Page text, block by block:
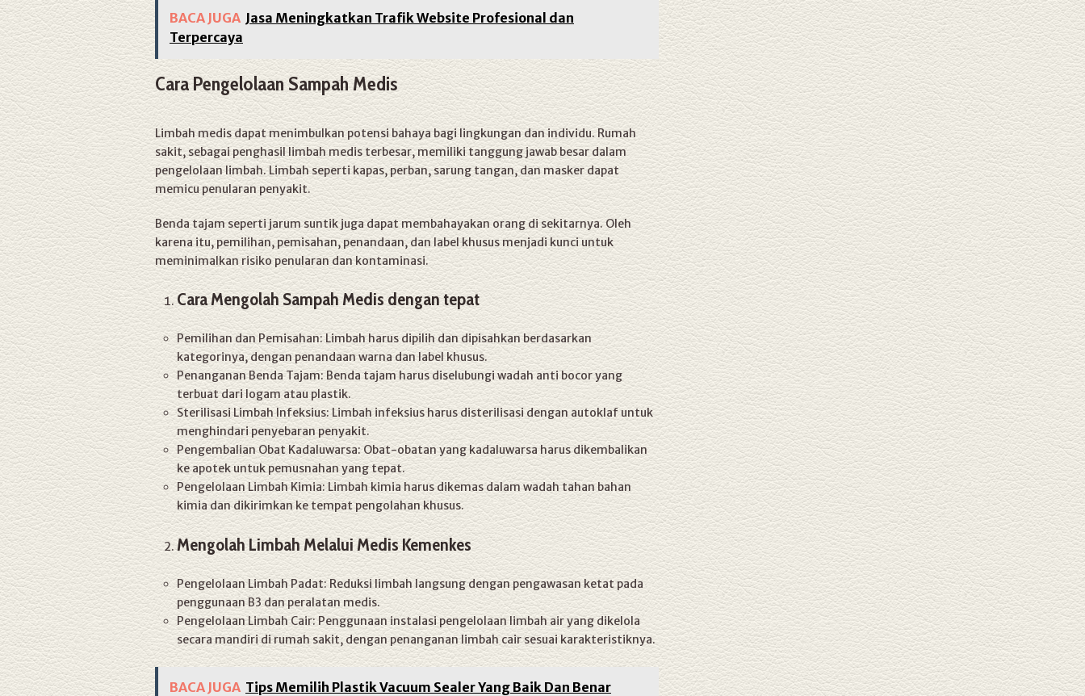
BACA JUGA Jasa Meningkatkan Trafik Website Profesional dan
Terpercaya
Cara Pengelolaan Sampah Medis
Limbah medis dapat menimbulkan potensi bahaya bagi lingkungan dan individu. Rumah
sakit, sebagai penghasil limbah medis terbesar, memiliki tanggung jawab besar dalam
pengelolaan limbah. Limbah seperti kapas, perban, sarung tangan, dan masker dapat
memicu penularan penyakit.
Benda tajam seperti jarum suntik juga dapat membahayakan orang di sekitarnya. Oleh
karena itu, pemilihan, pemisahan, penandaan, dan label khusus menjadi kunci untuk
meminimalkan risiko penularan dan kontaminasi.
Cara Mengolah Sampah Medis dengan tepat
Pemilihan dan Pemisahan: Limbah harus dipilih dan dipisahkan berdasarkan
kategorinya, dengan penandaan warna dan label khusus.
Penanganan Benda Tajam: Benda tajam harus diselubungi wadah anti bocor yang
terbuat dari logam atau plastik.
Sterilisasi Limbah Infeksius: Limbah infeksius harus disterilisasi dengan autoklaf untuk
menghindari penyebaran penyakit.
Pengembalian Obat Kadaluwarsa: Obat-obatan yang kadaluwarsa harus dikembalikan
ke apotek untuk pemusnahan yang tepat.
Pengelolaan Limbah Kimia: Limbah kimia harus dikemas dalam wadah tahan bahan
kimia dan dikirimkan ke tempat pengolahan khusus.
Mengolah Limbah Melalui Medis Kemenkes
Pengelolaan Limbah Padat: Reduksi limbah langsung dengan pengawasan ketat pada
penggunaan B3 dan peralatan medis.
Pengelolaan Limbah Cair: Penggunaan instalasi pengelolaan limbah air yang dikelola
secara mandiri di rumah sakit, dengan penanganan limbah cair sesuai karakteristiknya.
BACA JUGA Tips Memilih Plastik Vacuum Sealer Yang Baik Dan Benar